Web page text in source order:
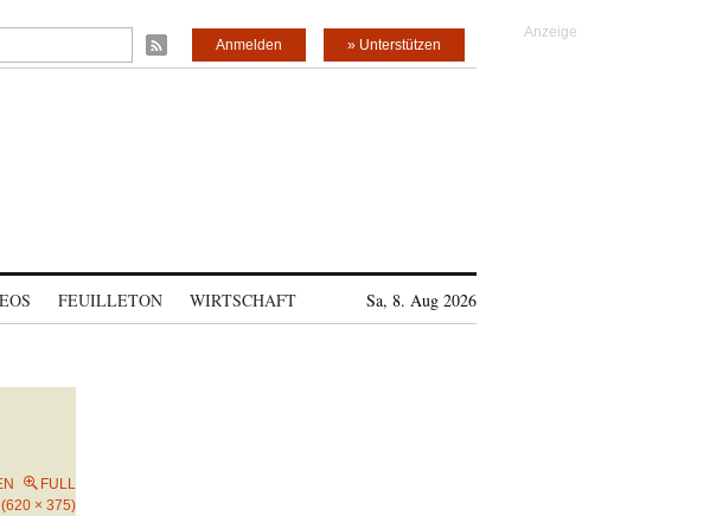
» Unterstützen
Anmelden
FEUILLETON WIRTSCHAFT Sa, 8. Aug 2026
FULL
× 375)